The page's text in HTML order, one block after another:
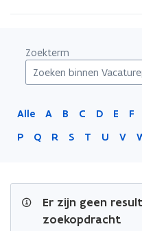
provincie
Zoekterm
Alle A B C D E F
P
Q R S T U V
Er zijn geen
zoekopdracht